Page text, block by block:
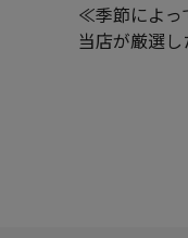
≪季節によ
当店が厳選し